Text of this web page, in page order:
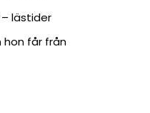
– lästider
hon får från